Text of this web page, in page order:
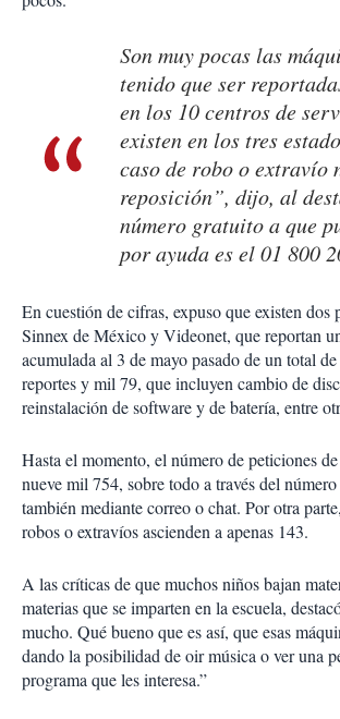
Son muy pocas las
tenido que ser
en los 10 centros de
existen en los tres
caso de robo o extravío
reposición”, dijo, al
número gratuito a que
por ayuda es el 01 800
En cuestión de cifras, expuso que existen dos
Sinnex de México y Videonet, que reportan
acumulada al 3 de mayo pasado de un total
reportes y mil 79, que incluyen cambio de
reinstalación de software y de batería, entre
Hasta el momento, el número de peticiones
nueve mil 754, sobre todo a través del
también mediante correo o chat. Por otra
robos o extravíos ascienden a apenas 143.
A las críticas de que muchos niños bajan
materias que se imparten en la escuela,
mucho. Qué bueno que es así, que esas
dando la posibilidad de oir música o ver una
programa que les interesa.”